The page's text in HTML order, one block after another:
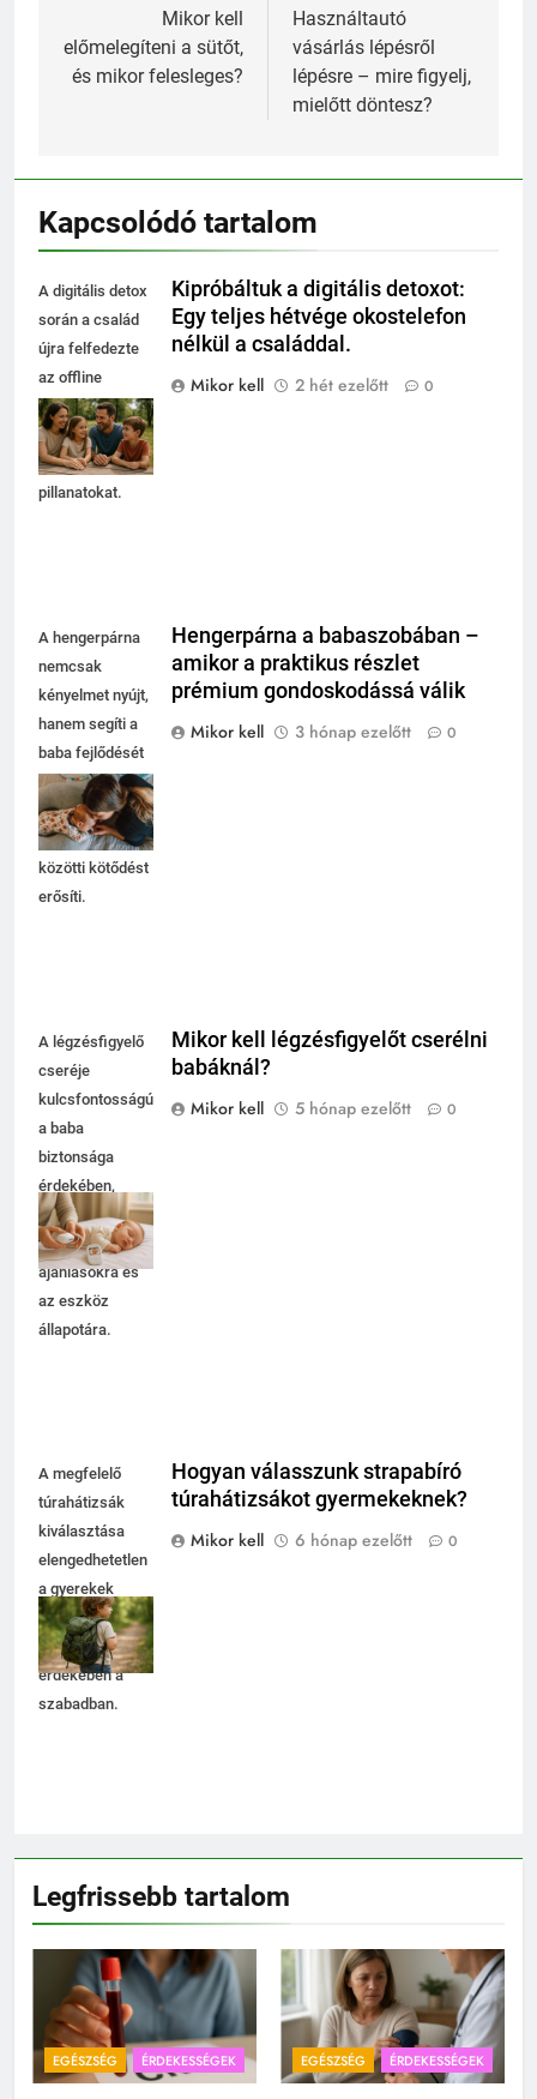
Legfrissebb tartalom
EGÉSZSÉG ÉRDEKESSÉGEK EGÉSZSÉG ÉRDEKESSÉGEK
navigációMikor kell
előmelegíteni a sütőt,
és mikor felesleges?
Használtautó
vásárlás lépésről
lépésre – mire figyelj,
mielőtt döntesz?
Kapcsolódó tartalom
A digitális detox
során a család
újra felfedezte
az offline
élmények
értékét, élvezve
a közös
pillanatokat.
Kipróbáltuk a digitális detoxot:
Egy teljes hétvége okostelefon
nélkül a családdal.
Mikor kell
2 hét ezelőtt 0
A hengerpárna
nemcsak
kényelmet nyújt,
hanem segíti a
baba fejlődését
is, miközben az
anya és
gyermeke
közötti kötődést
erősíti.
Hengerpárna a babaszobában –
amikor a praktikus részlet
prémium gondoskodássá válik
Mikor kell
3 hónap ezelőtt 0
A légzésfigyelő
cseréje
kulcsfontosságú
a baba
biztonsága
érdekében,
figyeljünk a
gyártói
ajánlásokra és
az eszköz
állapotára.
Mikor kell légzésfigyelőt cserélni
babáknál?
Mikor kell
5 hónap ezelőtt 0
A megfelelő
túrahátizsák
kiválasztása
elengedhetetlen
a gyerekek
kényelme és
biztonsága
érdekében a
szabadban.
Hogyan válasszunk strapabíró
túrahátizsákot gyermekeknek?
Mikor kell
6 hónap ezelőtt 0